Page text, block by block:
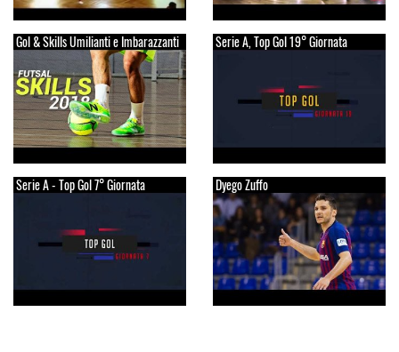
Gol & Skills Umilianti e Imbarazzanti Serie A, Top Gol 19° Giornata
Serie A - Top Gol 7° Giornata Dyego Zuffo